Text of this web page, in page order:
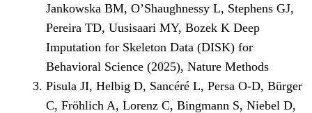
Jankowska BM, O’Shaughnessy L, Stephens GJ,
Pereira TD, Uusisaari MY, Bozek K Deep
Imputation for Skeleton Data (DISK) for
Behavioral Science (2025), Nature Methods
Pisula JI, Helbig D, Sancéré L, Persa O-D, Bürger
C, Fröhlich A, Lorenz C, Bingmann S, Niebel D,